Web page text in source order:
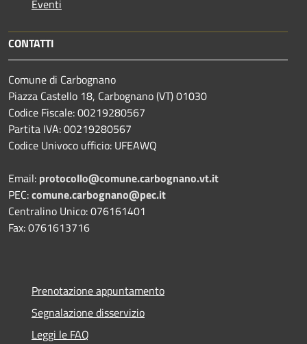
Eventi
CONTATTI
Comune di Carbognano
Piazza Castello 18, Carbognano (VT) 01030
Codice Fiscale: 00219280567
Partita IVA: 00219280567
Codice Univoco ufficio: UFEAWQ
Email: protocollo@comune.carbognano.vt.it
PEC:comune.carbognano@pec.it
Centralino Unico: 076161401
Fax: 0761613716
Prenotazione appuntamento
Segnalazione disservizio
Leggi le FAQ